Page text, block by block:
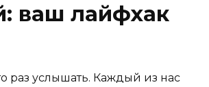
ваш лайфхак
раз услышать. Каждый из нас